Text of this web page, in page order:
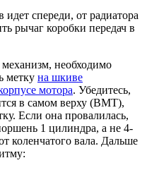
спереди, от радиатора
рычаг коробки передач в
необходимо
метку на шкиве
мотора. Убедитесь,
в самом верху (ВМТ),
Если она провалилась,
1 цилиндра, а не 4-
коленчатого вала. Дальше